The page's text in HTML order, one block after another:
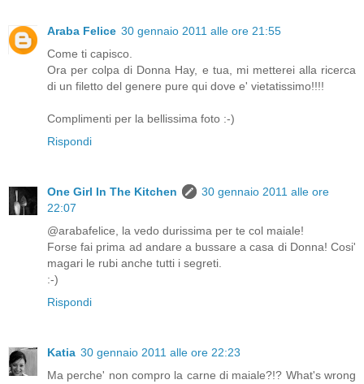
Araba Felice 30 gennaio 2011 alle ore 21:55
Come ti capisco.
Ora per colpa di Donna Hay, e tua, mi metterei alla ricerca
di un filetto del genere pure qui dove e' vietatissimo!!!!
Complimenti per la bellissima foto :-)
Rispondi
One Girl In The Kitchen
30 gennaio 2011 alle ore
22:07
@arabafelice, la vedo durissima per te col maiale!
Forse fai prima ad andare a bussare a casa di Donna! Cosi'
magari le rubi anche tutti i segreti.
:-)
Rispondi
Katia 30 gennaio 2011 alle ore 22:23
Ma perche' non compro la carne di maiale?!? What's wrong